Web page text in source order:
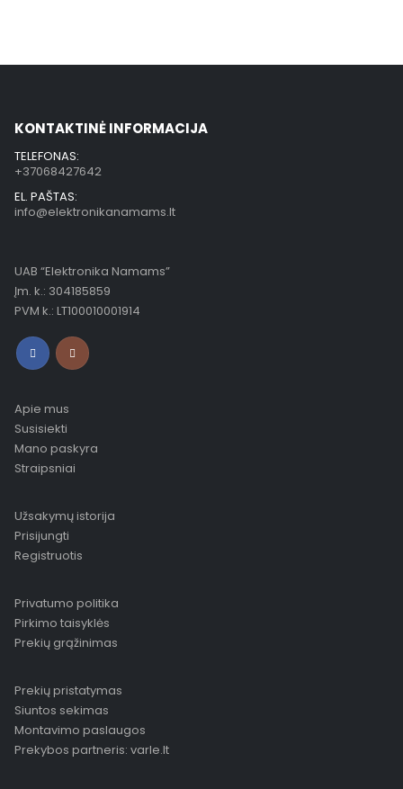
KONTAKTINĖ INFORMACIJA
TELEFONAS:
+37068427642
EL. PAŠTAS:
info@elektronikanamams.lt
UAB “Elektronika Namams”
Įm. k.: 304185859
PVM k.: LT100010001914
Apie mus
Susisiekti
Mano paskyra
Straipsniai
Užsakymų istorija
Prisijungti
Registruotis
Privatumo politika
Pirkimo taisyklės
Prekių grąžinimas
Prekių pristatymas
Siuntos sekimas
Montavimo paslaugos
Prekybos partneris: varle.lt